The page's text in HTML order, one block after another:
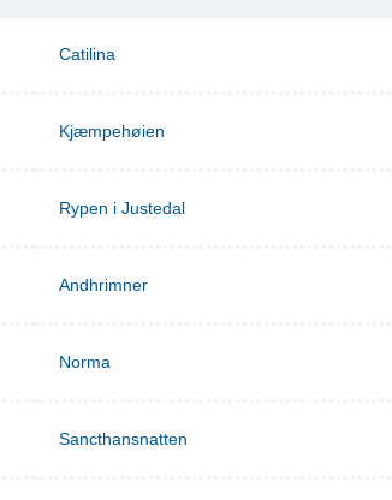
Catilina
Kjæmpehøien
Rypen i Justedal
Andhrimner
Norma
Sancthansnatten